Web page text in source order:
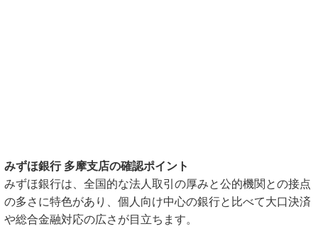
みずほ銀行 多摩支店の確認ポイント
みずほ銀行は、全国的な法人取引の厚みと公的機関との接点
の多さに特色があり、個人向け中心の銀行と比べて大口決済
や総合金融対応の広さが目立ちます。